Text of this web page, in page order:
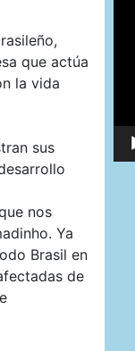
que actúa
la vida
sus
nos
Ya
Brasil en
de